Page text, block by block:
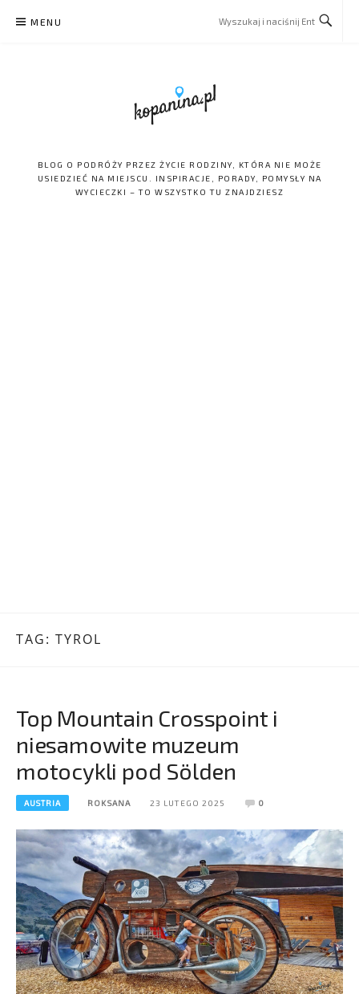
MENU
BLOG O PODRÓŻY PRZEZ ŻYCIE RODZINY, KTÓRA NIE MOŻE
USIEDZIEĆ NA MIEJSCU. INSPIRACJE, PORADY, POMYSŁY NA
WYCIECZKI – TO WSZYSTKO TU ZNAJDZIESZ
TAG: TYROL
Top Mountain Crosspoint i
niesamowite muzeum
motocykli pod Sölden
AUSTRIA ROKSANA 23 LUTEGO 2025 0